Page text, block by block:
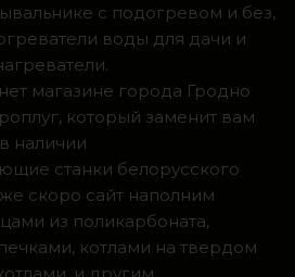
с подогревом и без,
воды для дачи и
магазине города Гродно
который заменит вам
наличии
станки белорусского
скоро сайт наполним
из поликарбоната,
котлами на твердом
и другим